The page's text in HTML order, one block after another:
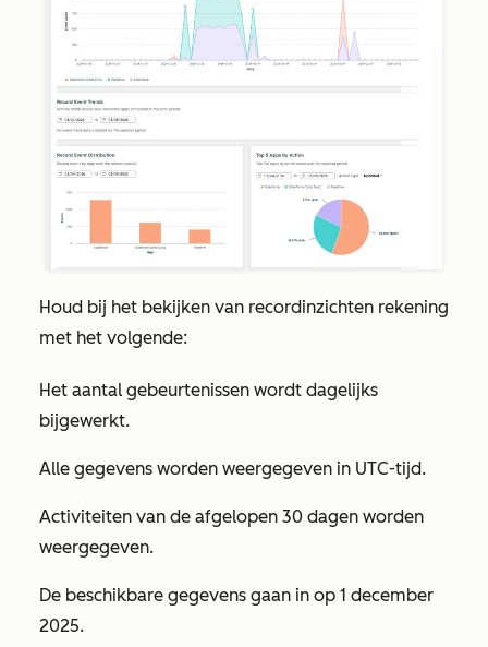
Houd bij het bekijken van recordinzichten rekening
met het volgende:
Het aantal gebeurtenissen wordt dagelijks
bijgewerkt.
Alle gegevens worden weergegeven in UTC-tijd.
Activiteiten van de afgelopen 30 dagen worden
weergegeven.
De beschikbare gegevens gaan in op 1 december
2025.